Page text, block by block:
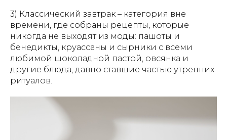
3) Классический завтрак – категория вне
времени, где собраны рецепты, которые
никогда не выходят из моды: пашоты и
бенедикты, круассаны и сырники с всеми
любимой шоколадной пастой, овсянка и
другие блюда, давно ставшие частью утренних
ритуалов.